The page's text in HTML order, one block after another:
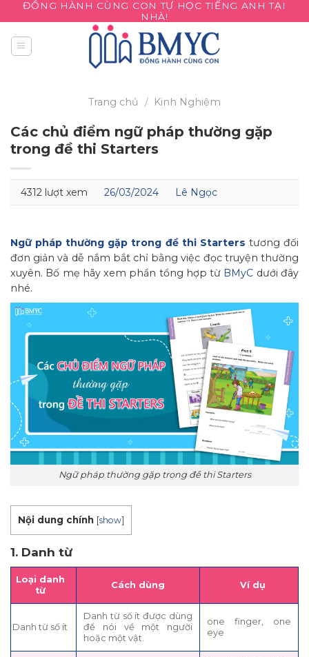
to
content
ĐỒNG HÀNH CÙNG CON TỰ HỌC TIẾNG ANH TẠI
NHÀ!
Trang chủ / Kinh Nghiệm
Các chủ điểm ngữ pháp thường gặp
trong đề thi Starters
4312 lượt xem 26/03/2024 Lê Ngọc
Ngữ pháp thường gặp trong đề thi Starters tương đối
đơn giản và dễ nắm bắt chỉ bằng việc đọc truyện thường
xuyên. Bố mẹ hãy xem phần tổng hợp từ BMyC dưới đây
nhé.
Ngữ pháp thường gặp trong đề thi Starters
Nội dung chính [show]
1. Danh từ
Loại danh
từ
Cách dùng Ví dụ
Danh từ số ít
Danh từ số ít được dùng
để nói về một người
hoặc một vật.
one finger, one
eye